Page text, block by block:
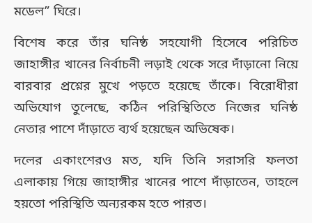
মডেল” ঘিরে।
বিশেষ করে তাঁর ঘনিষ্ঠ সহযোগী হিসেবে পরিচিত
জাহাঙ্গীর খানের নির্বাচনী লড়াই থেকে সরে দাঁড়ানো নিয়ে
বারবার প্রশ্নের মুখে পড়তে হয়েছে তাঁকে। বিরোধীরা
অভিযোগ তুলেছে, কঠিন পরিস্থিতিতে নিজের ঘনিষ্ঠ
নেতার পাশে দাঁড়াতে ব্যর্থ হয়েছেন অভিষেক।
দলের একাংশেরও মত, যদি তিনি সরাসরি ফলতা
এলাকায় গিয়ে জাহাঙ্গীর খানের পাশে দাঁড়াতেন, তাহলে
হয়তো পরিস্থিতি অন্যরকম হতে পারত।